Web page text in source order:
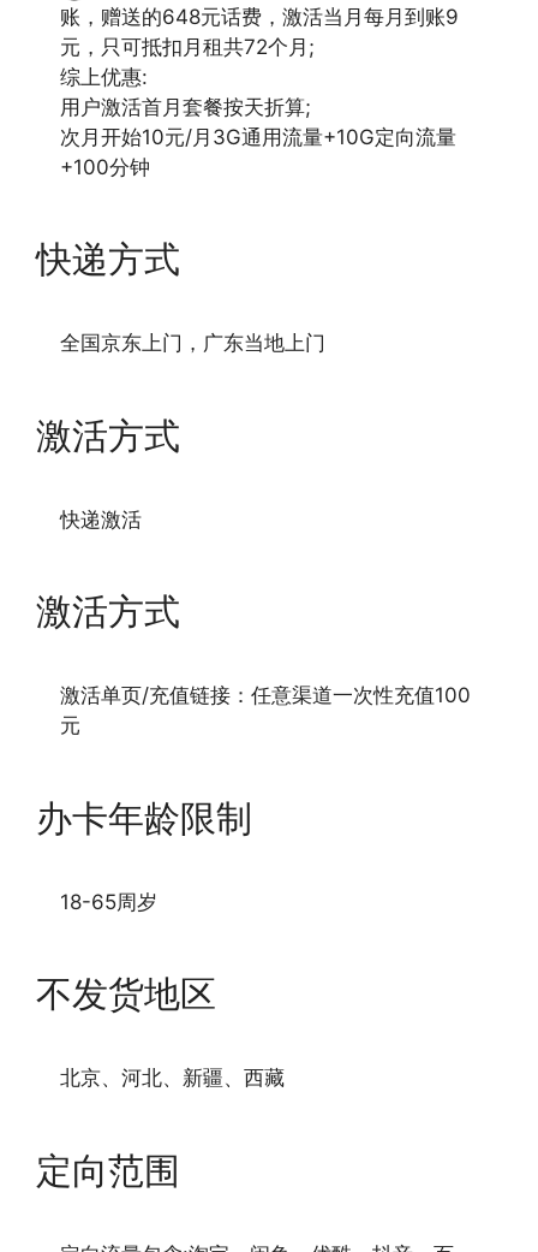
账，赠送的648元话费，激活当月每月到账9
元，只可抵扣月租共72个月;
综上优惠:
用户激活首月套餐按天折算;
次月开始10元/月3G通用流量+10G定向流量
+100分钟
快递方式
全国京东上门，广东当地上门
激活方式
快递激活
激活方式
激活单页/充值链接：任意渠道一次性充值100
元
办卡年龄限制
18-65周岁
不发货地区
北京、河北、新疆、西藏
定向范围